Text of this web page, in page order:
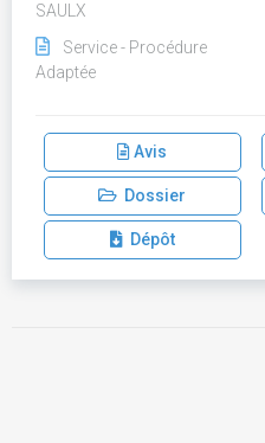
SAULX
Service - Procédure
Adaptée
Avis
Dossier
Dépôt